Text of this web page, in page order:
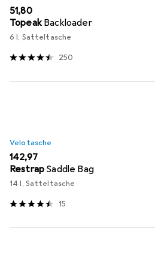
EUR
51,80
Topeak Backloader
6 l, Satteltasche
250
Velotasche
EUR
142,97
Restrap Saddle Bag
14 l, Satteltasche
15